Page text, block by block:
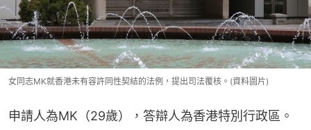
女同志MK就香港未有容許同性契結的法例，提出司法覆核。(資料圖片)
申請人為MK（29歲），答辯人為香港特別行政區。